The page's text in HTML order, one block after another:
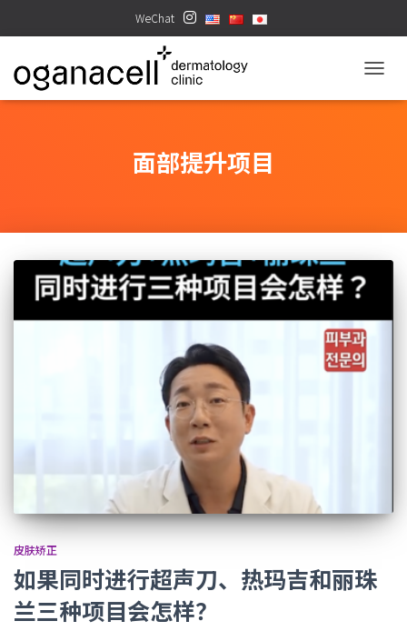
WeChat
面部提升项目
皮肤矫正
如果同时进行超声刀、热玛吉和丽珠
兰三种项目会怎样？